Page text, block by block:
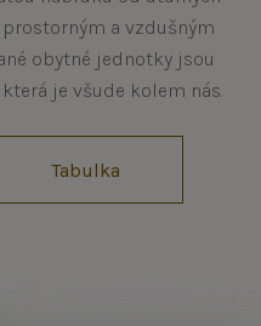
a vzdušným
obytné jednotky jsou
je všude kolem nás.
Tabulka